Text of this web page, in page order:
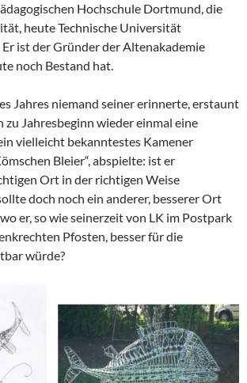
Hochschule Dortmund, die
heute Technische Universität
ist der Gründer der Altenakademie
noch Bestand hat.
Jahres niemand seiner erinnerte, erstaunt
zu Jahresbeginn wieder einmal eine
vielleicht bekanntestes Kamener
Bleier“, abspielte: ist er
Ort in der richtigen Weise
doch noch ein anderer, besserer Ort
er, so wie seinerzeit von LK im Postpark
Pfosten, besser für die
würde?